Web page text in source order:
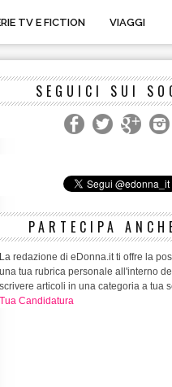
TV E FICTION VIAGGI
SEGUICI SUI
PARTECIPA
La redazione di eDonna.it ti offre la
una tua rubrica personale all'interno
scrivere articoli in una categoria a tua
Tua Candidatura